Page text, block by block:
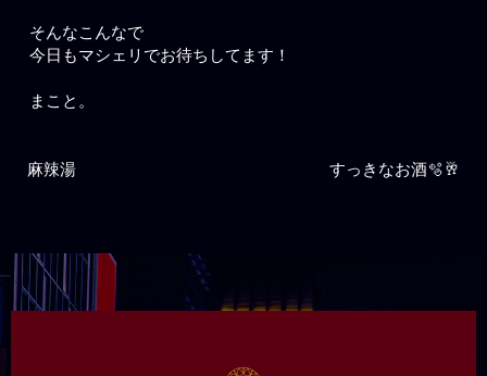
そんなこんなで
今日もマシェリでお待ちしてます！
まこと。
麻辣湯 すっきなお酒🫧🥂